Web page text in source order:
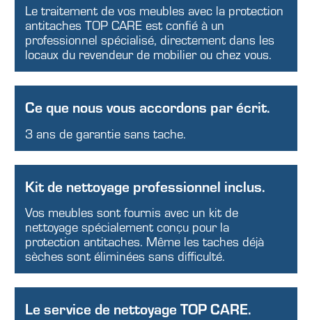
Le traitement de vos meubles avec la protection
antitaches TOP CARE est confié à un
professionnel spécialisé, directement dans les
locaux du revendeur de mobilier ou chez vous.
Ce que nous vous accordons par écrit.
3 ans de garantie sans tache.
Kit de nettoyage professionnel inclus.
Vos meubles sont fournis avec un kit de
nettoyage spécialement conçu pour la
protection antitaches. Même les taches déjà
sèches sont éliminées sans difficulté.
Le service de nettoyage TOP CARE.